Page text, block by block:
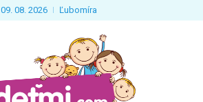
09. 08. 2026 Ľubomíra